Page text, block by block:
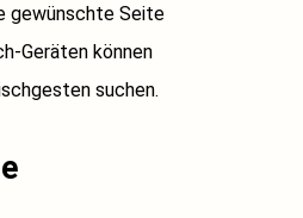
gewünschte Seite
Geräten können
suchen.